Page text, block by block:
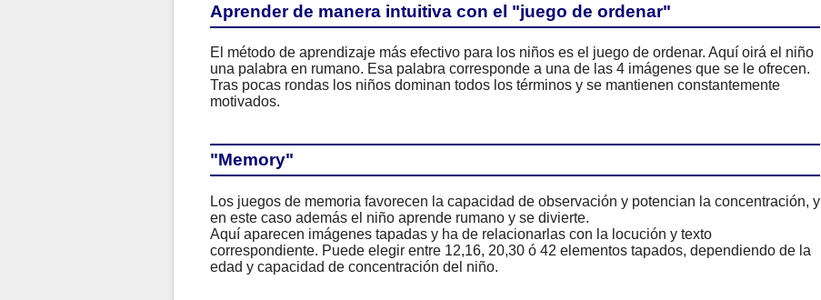
Aprender de manera intuitiva con el "juego de ordenar"
El método de aprendizaje más efectivo para los niños es el juego de ordenar. Aquí oirá el niño
una palabra en rumano. Esa palabra corresponde a una de las 4 imágenes que se le ofrecen.
Tras pocas rondas los niños dominan todos los términos y se mantienen constantemente
motivados.
"Memory"
Los juegos de memoria favorecen la capacidad de observación y potencian la concentración, y
en este caso además el niño aprende rumano y se divierte.
Aquí aparecen imágenes tapadas y ha de relacionarlas con la locución y texto
correspondiente. Puede elegir entre 12,16, 20,30 ó 42 elementos tapados, dependiendo de la
edad y capacidad de concentración del niño.